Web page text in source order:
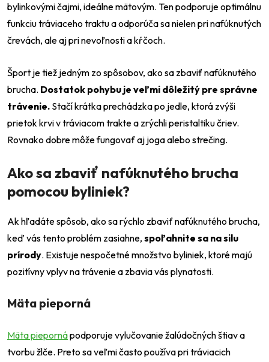
bylinkovými čajmi, ideálne mätovým. Ten podporuje optimálnu
funkciu tráviaceho traktu a odporúča sa nielen pri nafúknutých
črevách, ale aj pri nevoľnosti a kŕčoch.
Šport je tiež jedným zo spôsobov, ako sa zbaviť nafúknutého
brucha. Dostatok pohybu je veľmi dôležitý pre správne
trávenie. Stačí krátka prechádzka po jedle, ktorá zvýši
prietok krvi v tráviacom trakte a zrýchli peristaltiku čriev.
Rovnako dobre môže fungovať aj joga alebo strečing.
Ako sa zbaviť nafúknutého brucha
pomocou byliniek?
Ak hľadáte spôsob, ako sa rýchlo zbaviť nafúknutého brucha,
keď vás tento problém zasiahne, spoľahnite sa na silu
prírody. Existuje nespočetné množstvo byliniek, ktoré majú
pozitívny vplyv na trávenie a zbavia vás plynatosti.
Mäta pieporná
Mäta piepornápodporuje vylučovanie žalúdočných štiav a
tvorbu žlče. Preto sa veľmi často používa pri tráviacich
Odeslat
Powered by chaterimo